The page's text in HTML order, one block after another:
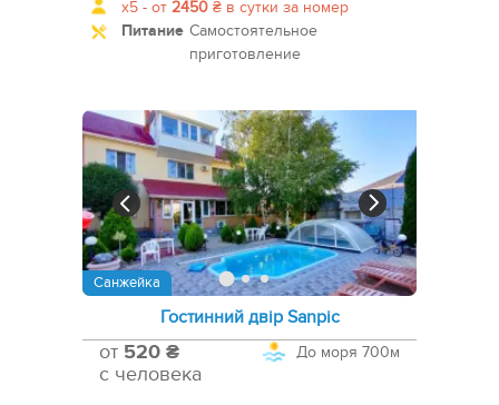
x5 - от 2450 ₴ в сутки за номер
Питание Самостоятельное
приготовление
Санжейка
Гостинний двір Sanpic
До моря 700м
от 520 ₴
с человека